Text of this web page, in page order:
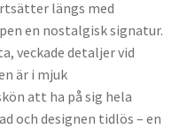
längs med
en nostalgisk signatur.
veckade detaljer vid
är i mjuk
att ha på sig hela
och designen tidlös – en